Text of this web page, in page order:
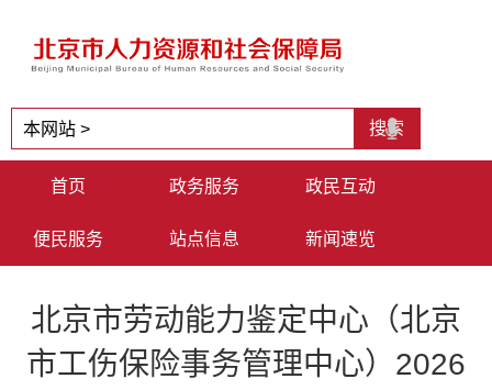
首页 政务服务 政民互动
便民服务 站点信息 新闻速览
北京市劳动能力鉴定中心（北京
市工伤保险事务管理中心）2026